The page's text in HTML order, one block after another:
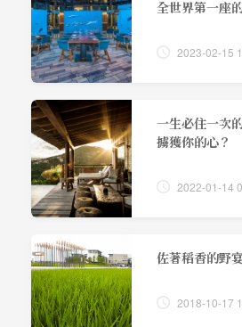
全世界第一座
2023-02-15
一生必住一次
擄獲你的心？
2022-01-14
佐著稻香的野
2018-10-17